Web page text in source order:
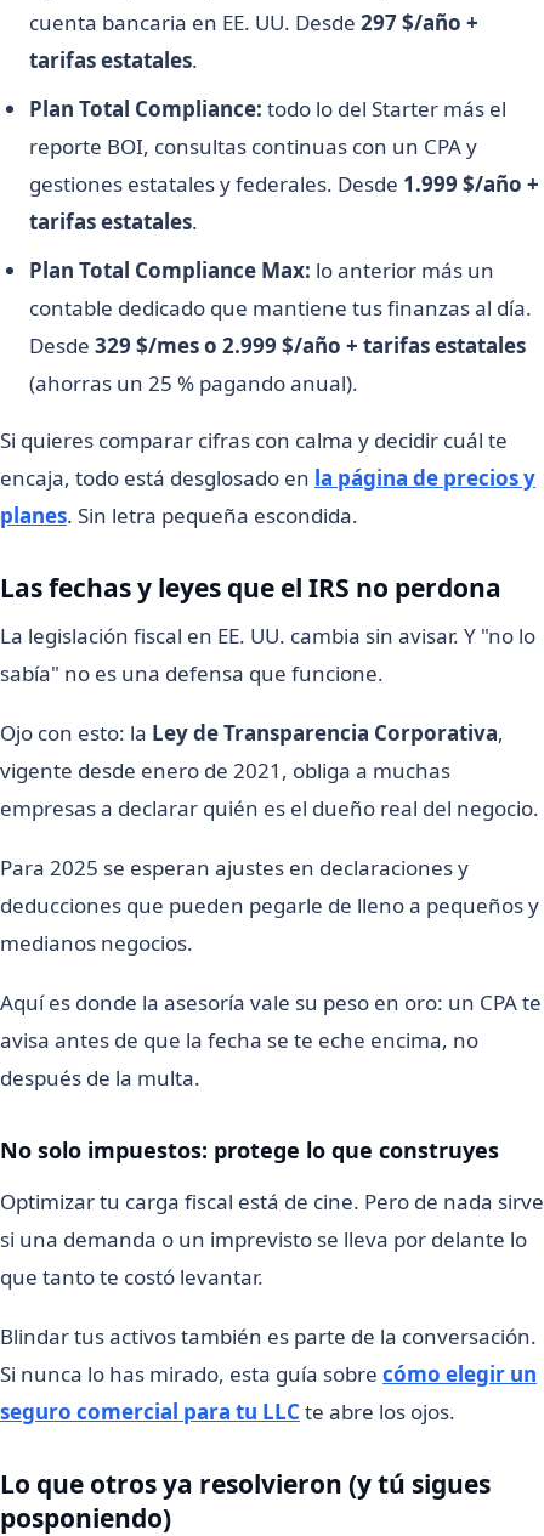
cuenta bancaria en EE. UU. Desde 297 $/año +
tarifas estatales.
Plan Total Compliance: todo lo del Starter más el
reporte BOI, consultas continuas con un CPA y
gestiones estatales y federales. Desde 1.999 $/año +
tarifas estatales.
Plan Total Compliance Max: lo anterior más un
contable dedicado que mantiene tus finanzas al día.
Desde 329 $/mes o 2.999 $/año + tarifas estatales
(ahorras un 25 % pagando anual).
Si quieres comparar cifras con calma y decidir cuál te
encaja, todo está desglosado en la página de precios y
planes. Sin letra pequeña escondida.
Las fechas y leyes que el IRS no perdona
La legislación fiscal en EE. UU. cambia sin avisar. Y "no lo
sabía" no es una defensa que funcione.
Ojo con esto: la Ley de Transparencia Corporativa,
vigente desde enero de 2021, obliga a muchas
empresas a declarar quién es el dueño real del negocio.
Para 2025 se esperan ajustes en declaraciones y
deducciones que pueden pegarle de lleno a pequeños y
medianos negocios.
Aquí es donde la asesoría vale su peso en oro: un CPA te
avisa antes de que la fecha se te eche encima, no
después de la multa.
No solo impuestos: protege lo que construyes
Optimizar tu carga fiscal está de cine. Pero de nada sirve
si una demanda o un imprevisto se lleva por delante lo
que tanto te costó levantar.
Blindar tus activos también es parte de la conversación.
Si nunca lo has mirado, esta guía sobre cómo elegir un
seguro comercial para tu LLC te abre los ojos.
Lo que otros ya resolvieron (y tú sigues
posponiendo)